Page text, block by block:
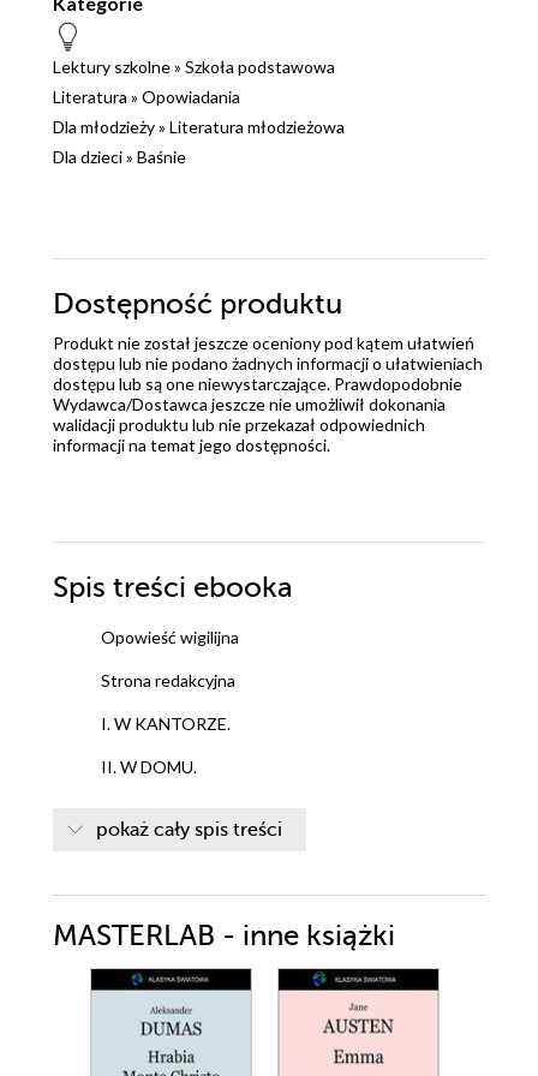
Lektury szkolne» Szkoła podstawowa
Literatura » Opowiadania
Dla młodzieży» Literatura młodzieżowa
Dla dzieci» Baśnie
Dostępność produktu
Produkt nie został jeszcze oceniony pod kątem ułatwień
dostępu lub nie podano żadnych informacji o ułatwieniach
dostępu lub są one niewystarczające. Prawdopodobnie
Wydawca/Dostawca jeszcze nie umożliwił dokonania
walidacji produktu lub nie przekazał odpowiednich
informacji na temat jego dostępności.
Spis treści ebooka
Opowieść wigilijna
Strona redakcyjna
I. W KANTORZE.
II. W DOMU.
V. DUCH OSTATNI.
VI. PRZEBUDZENIE.
pokaż cały spis treści
MASTERLAB - inne książki